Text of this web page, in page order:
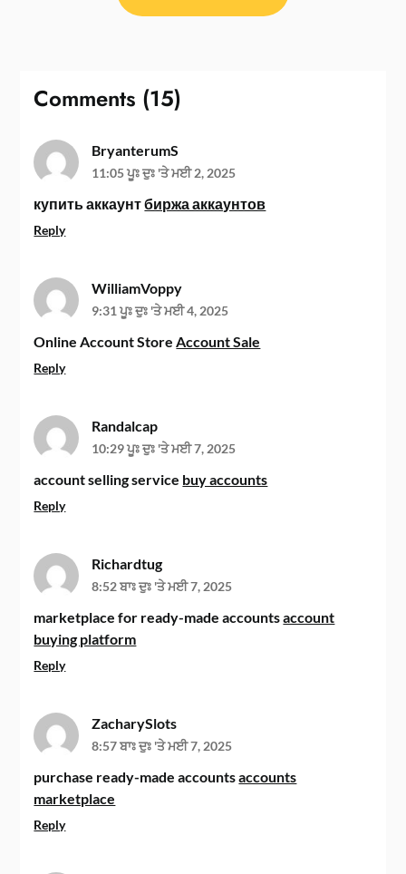
Comments (15)
BryanterumS
11:05 ਪੂਃ ਦੁਃ 'ਤੇ ਮਈ 2, 2025
купить аккаунтбиржа аккаунтов
Reply
WilliamVoppy
9:31 ਪੂਃ ਦੁਃ 'ਤੇ ਮਈ 4, 2025
Online Account Store Account Sale
Reply
Randalcap
10:29 ਪੂਃ ਦੁਃ 'ਤੇ ਮਈ 7, 2025
account selling service buy accounts
Reply
Richardtug
8:52 ਬਾਃ ਦੁਃ 'ਤੇ ਮਈ 7, 2025
marketplace for ready-made accountsaccount
buying platform
Reply
ZacharySlots
8:57 ਬਾਃ ਦੁਃ 'ਤੇ ਮਈ 7, 2025
purchase ready-made accountsaccounts
marketplace
Reply